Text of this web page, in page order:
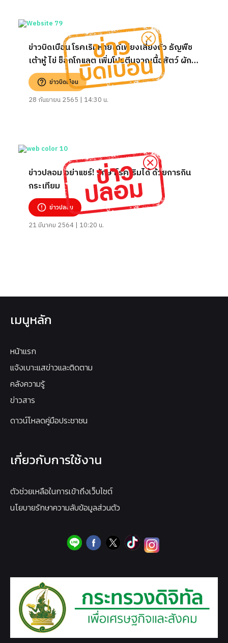
ข่าวบิดเบือน โรคเริมหายได้เพียงเลี่ยงถั่ว ธัญพืช
เต้าหู้ ไข่ ช็อกโกแลต เพิ่มโปรตีนจากเนื้อสัตว์ ผักใบ
เสริม l-lysine 3,000 มก./วัน และ Fasting
18/6-23/1
ข่าวบิดเบือน
28 กันยายน 2565 | 14:30 น.
ข่าวปลอม อย่าแชร์! รักษาโรคเริมได้ ด้วยการกิน
กระเทียม
ข่าวปลอม
21 มีนาคม 2564 | 10:20 น.
เมนูหลัก
หน้าแรก
แจ้งเบาะแสข่าวและติดตาม
คลังความรู้
ข่าวสาร
ดาวน์โหลดคู่มือประชาชน
เกี่ยวกับการใช้งาน
ตัวช่วยเหลือในการเข้าถึงเว็บไซต์
นโยบายรักษาความลับข้อมูลส่วนตัว